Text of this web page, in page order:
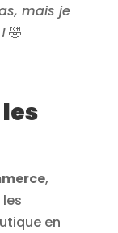
mais je
🤣
,
en